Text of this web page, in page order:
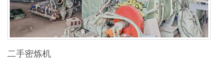
二手密炼机